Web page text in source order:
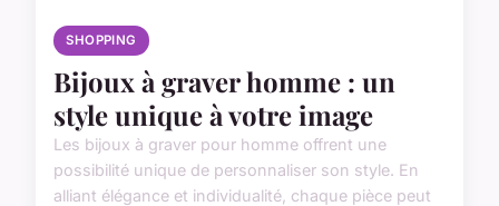
SHOPPING
Bijoux à graver homme : un
style unique à votre image
Les bijoux à graver pour homme offrent une
possibilité unique de personnaliser son style. En
alliant élégance et individualité, chaque pièce peut